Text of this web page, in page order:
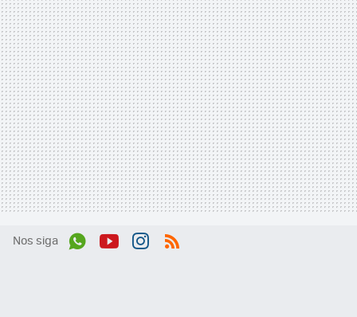
Nos siga